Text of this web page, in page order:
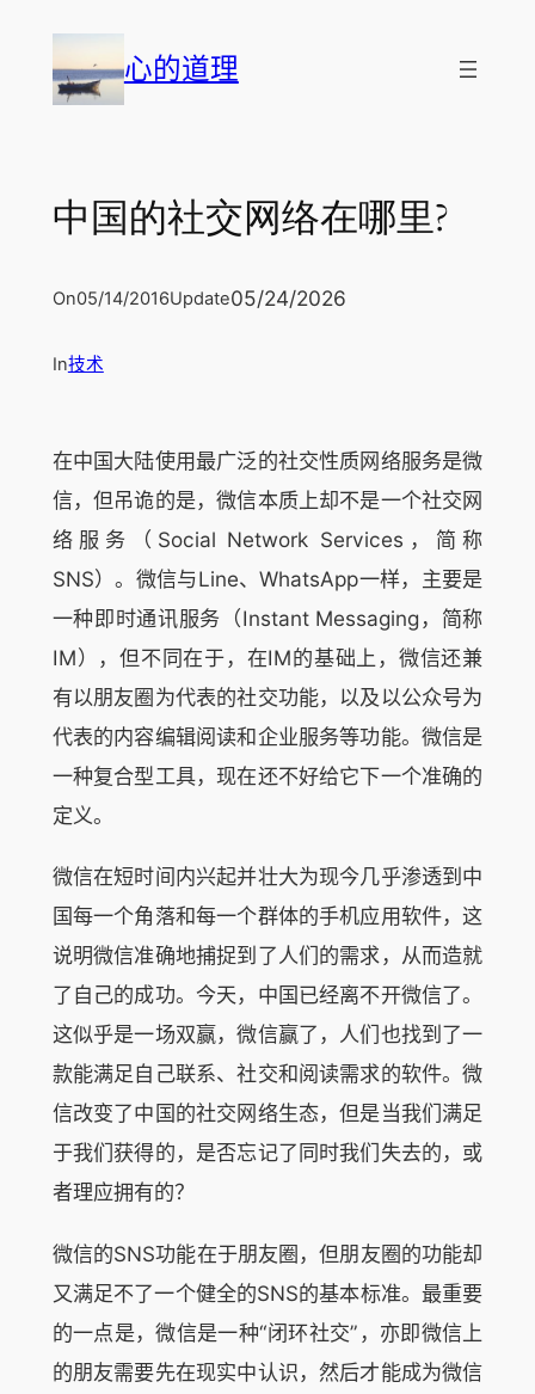
心的道理
中国的社交网络在哪里?
On05/14/2016Update05/24/2026
In技术
在中国大陆使用最广泛的社交性质网络服务是微
信，但吊诡的是，微信本质上却不是一个社交网
络服务（Social Network Services，简称
SNS）。微信与Line、WhatsApp一样，主要是
一种即时通讯服务（Instant Messaging，简称
IM），但不同在于，在IM的基础上，微信还兼
有以朋友圈为代表的社交功能，以及以公众号为
代表的内容编辑阅读和企业服务等功能。微信是
一种复合型工具，现在还不好给它下一个准确的
定义。
微信在短时间内兴起并壮大为现今几乎渗透到中
国每一个角落和每一个群体的手机应用软件，这
说明微信准确地捕捉到了人们的需求，从而造就
了自己的成功。今天，中国已经离不开微信了。
这似乎是一场双赢，微信赢了，人们也找到了一
款能满足自己联系、社交和阅读需求的软件。微
信改变了中国的社交网络生态，但是当我们满足
于我们获得的，是否忘记了同时我们失去的，或
者理应拥有的？
微信的SNS功能在于朋友圈，但朋友圈的功能却
又满足不了一个健全的SNS的基本标准。最重要
的一点是，微信是一种“闭环社交”，亦即微信上
的朋友需要先在现实中认识，然后才能成为微信